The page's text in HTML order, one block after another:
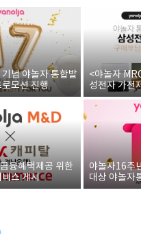
념 야놀자 통합발
모션 진행
<야놀자
성전자 가전
융혜택제공 위한
비스 게시
야놀자16주
대상 야놀자
폰 증정